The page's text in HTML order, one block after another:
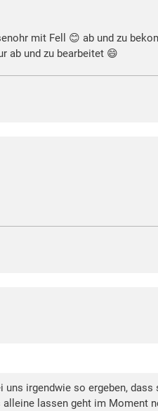
mit Fell 😊 ab und zu
ab und zu bearbeitet 😄
irgendwie so ergeben,
lassen geht im Moment